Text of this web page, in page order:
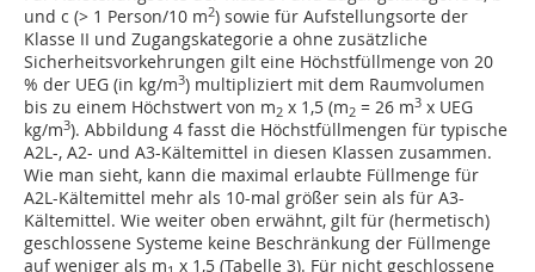
und c (> 1 Person/10 m2) sowie für Aufstellungsorte der
Klasse II und Zugangskategorie a ohne zusätzliche
Sicherheitsvorkehrungen gilt eine Höchstfüllmenge von 20
% der UEG (in kg/m3) multipliziert mit dem Raumvolumen
bis zu einem Höchstwert von m2 x 1,5 (m2 = 26 m3 x UEG
kg/m3). Abbildung 4 fasst die Höchstfüllmengen für typische
A2L-, A2- und A3-Kältemittel in diesen Klassen zusammen.
Wie man sieht, kann die maximal erlaubte Füllmenge für
A2L-Kältemittel mehr als 10-mal größer sein als für A3-
Kältemittel. Wie weiter oben erwähnt, gilt für (hermetisch)
geschlossene Systeme keine Beschränkung der Füllmenge
auf weniger als m x 1,5 (Tabelle 3). Für nicht geschlossene